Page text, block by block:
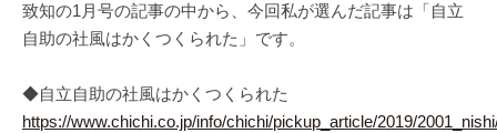
致知の1月号の記事の中から、今回私が選んだ記事は「自立
自助の社風はかくつくられた」です。
◆自立自助の社風はかくつくられた
https://www.chichi.co.jp/info/chichi/pickup_article/2019/